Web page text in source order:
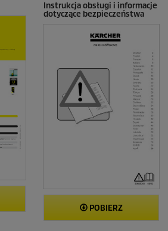
Instrukcja obsługi i informacje
dotyczące bezpieczeństwa
POBIERZ